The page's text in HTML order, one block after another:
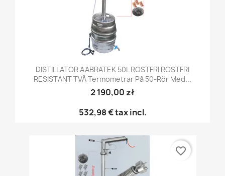
DISTILLATOR AABRATEK 50L ROSTFRI ROSTFRI
RESISTANT TVÅ Termometrar På 50-Rör Med...
2 190,00 zł
532,98 €tax incl.
favorite_border